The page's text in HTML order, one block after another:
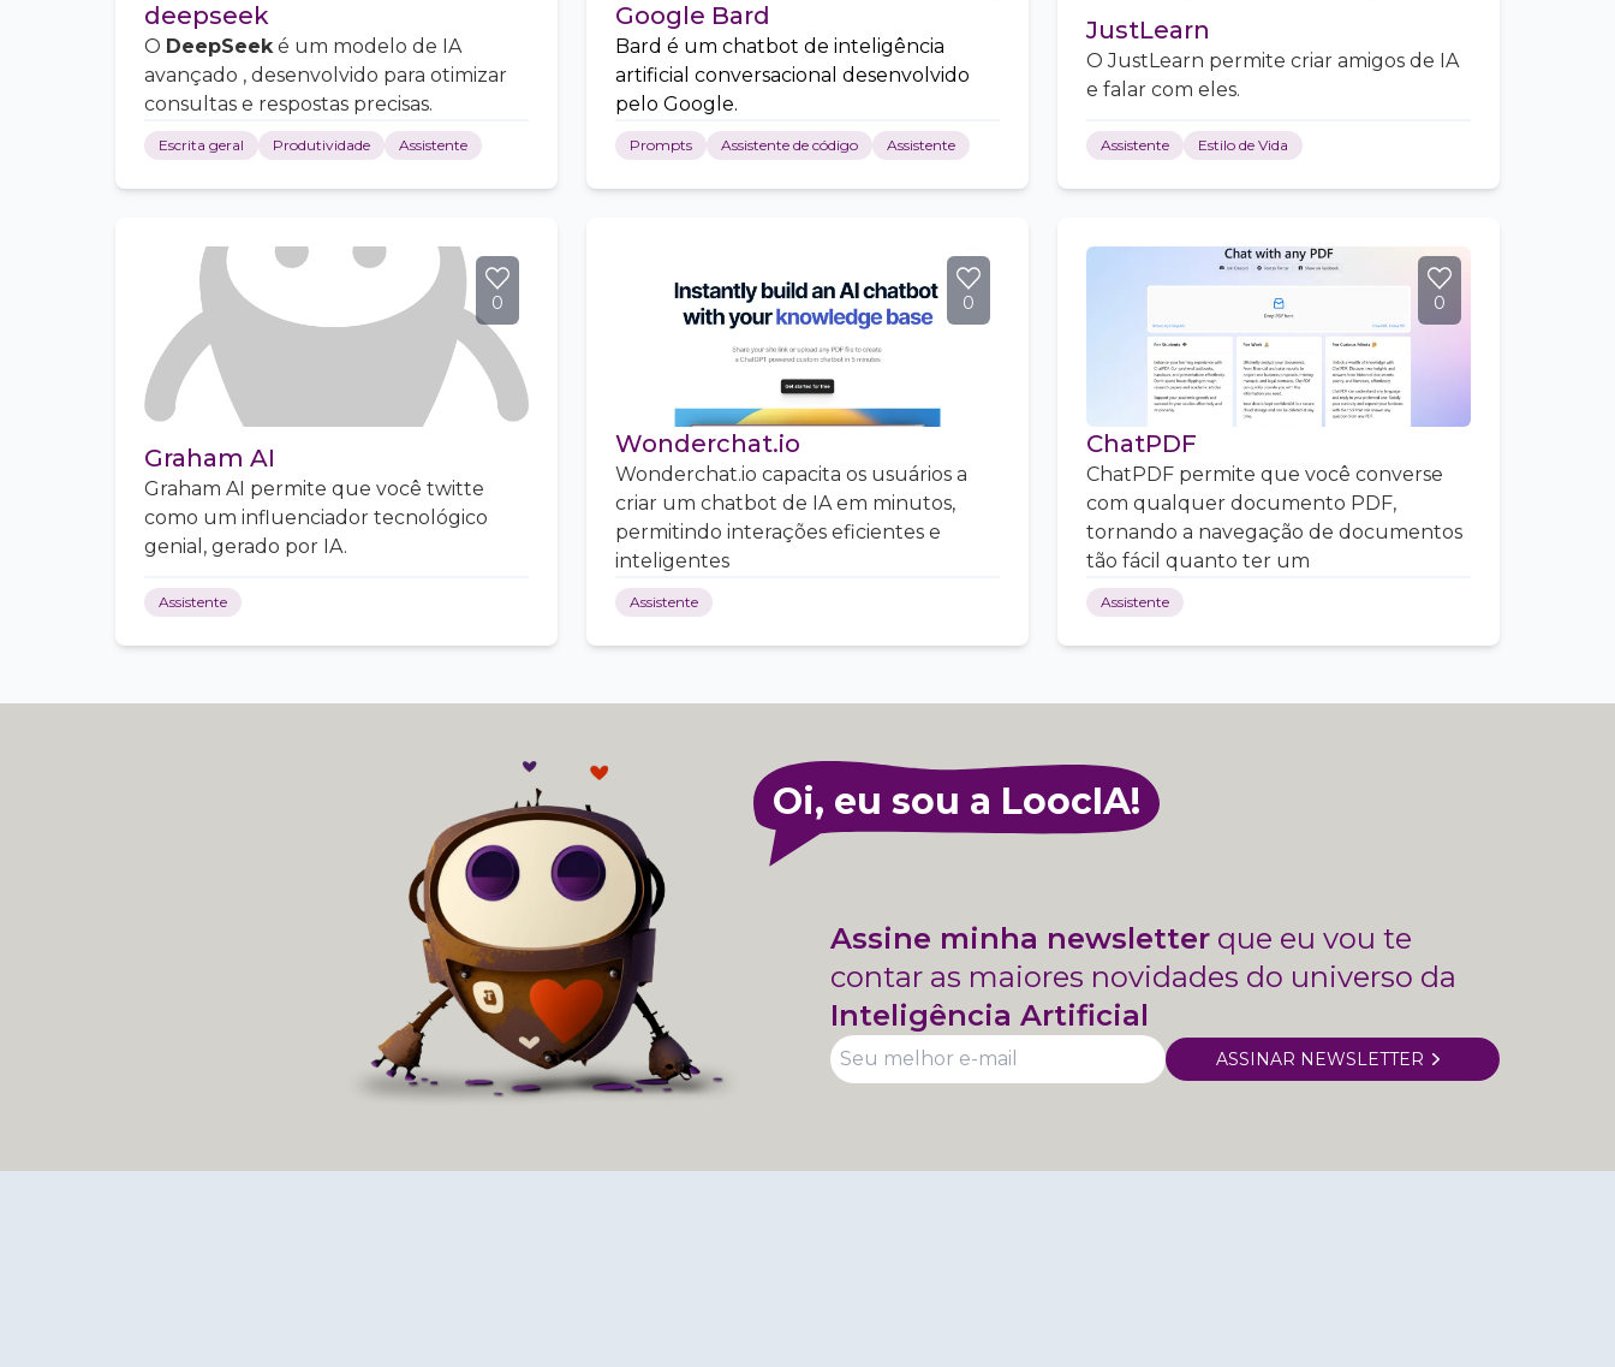
deepseek
O DeepSeeké um modelo de IA
avançado , desenvolvido para otimizar
consultas e respostas precisas.
Escrita geral Produtividade Assistente
Google Bard
Bard é um chatbot de inteligência
artificial conversacional desenvolvido
pelo Google.
Prompts Assistente de código Assistente
JustLearn
O JustLearn permite criar amigos de IA
e falar com eles.
Assistente Estilo de Vida
0
Graham AI
Graham AI permite que você twitte
como um influenciador tecnológico
genial, gerado por IA.
Assistente
0
Wonderchat.io
Wonderchat.io capacita os usuários a
criar um chatbot de IA em minutos,
permitindo interações eficientes e
inteligentes
Assistente
0
ChatPDF
ChatPDF permite que você converse
com qualquer documento PDF,
tornando a navegação de documentos
tão fácil quanto ter um
Assistente
Oi, eu sou a LoocIA!
Assine minha newsletter que eu vou te
contar as maiores novidades do universo da
Inteligência Artificial
ASSINAR NEWSLETTER